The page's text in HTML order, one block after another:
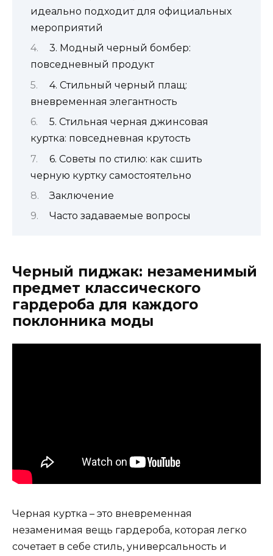
идеально подходит для официальных
мероприятий
3. Модный черный бомбер:
повседневный продукт
4. Стильный черный плащ:
вневременная элегантность
5. Стильная черная джинсовая
куртка: повседневная крутость
6. Советы по стилю: как сшить
черную куртку самостоятельно
Заключение
Часто задаваемые вопросы
Черный пиджак: незаменимый
предмет классического
гардероба для каждого
поклонника моды
Черная куртка – это вневременная
незаменимая вещь гардероба, которая легко
сочетает в себе стиль, универсальность и